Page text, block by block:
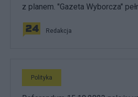
z planem. "Gazeta Wyborcza"
Redakcja
Polityka